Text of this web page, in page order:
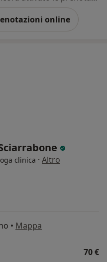
online
clinica · Altro
• Mappa
70 €